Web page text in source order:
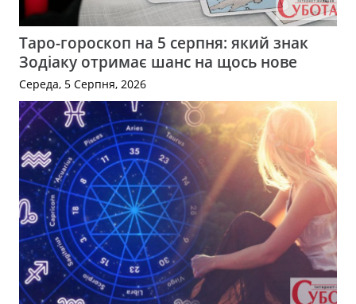
Таро-гороскоп на 5 серпня: який знак
Зодіаку отримає шанс на щось нове
Середа, 5 Серпня, 2026